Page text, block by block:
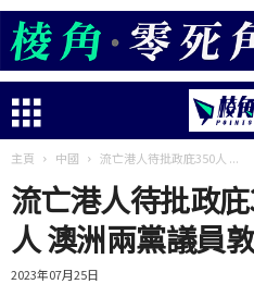
主頁 中國 流亡港人待批政庇350人 ...
流亡港人待批政
人 澳洲兩黨議員
2023年07月25日